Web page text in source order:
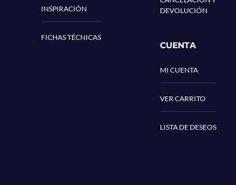
INSPIRACIÓN
FICHAS TÉCNICAS
DEVOLUCIÓN
CUENTA
MI CUENTA
VER CARRITO
LISTA DE DESEOS